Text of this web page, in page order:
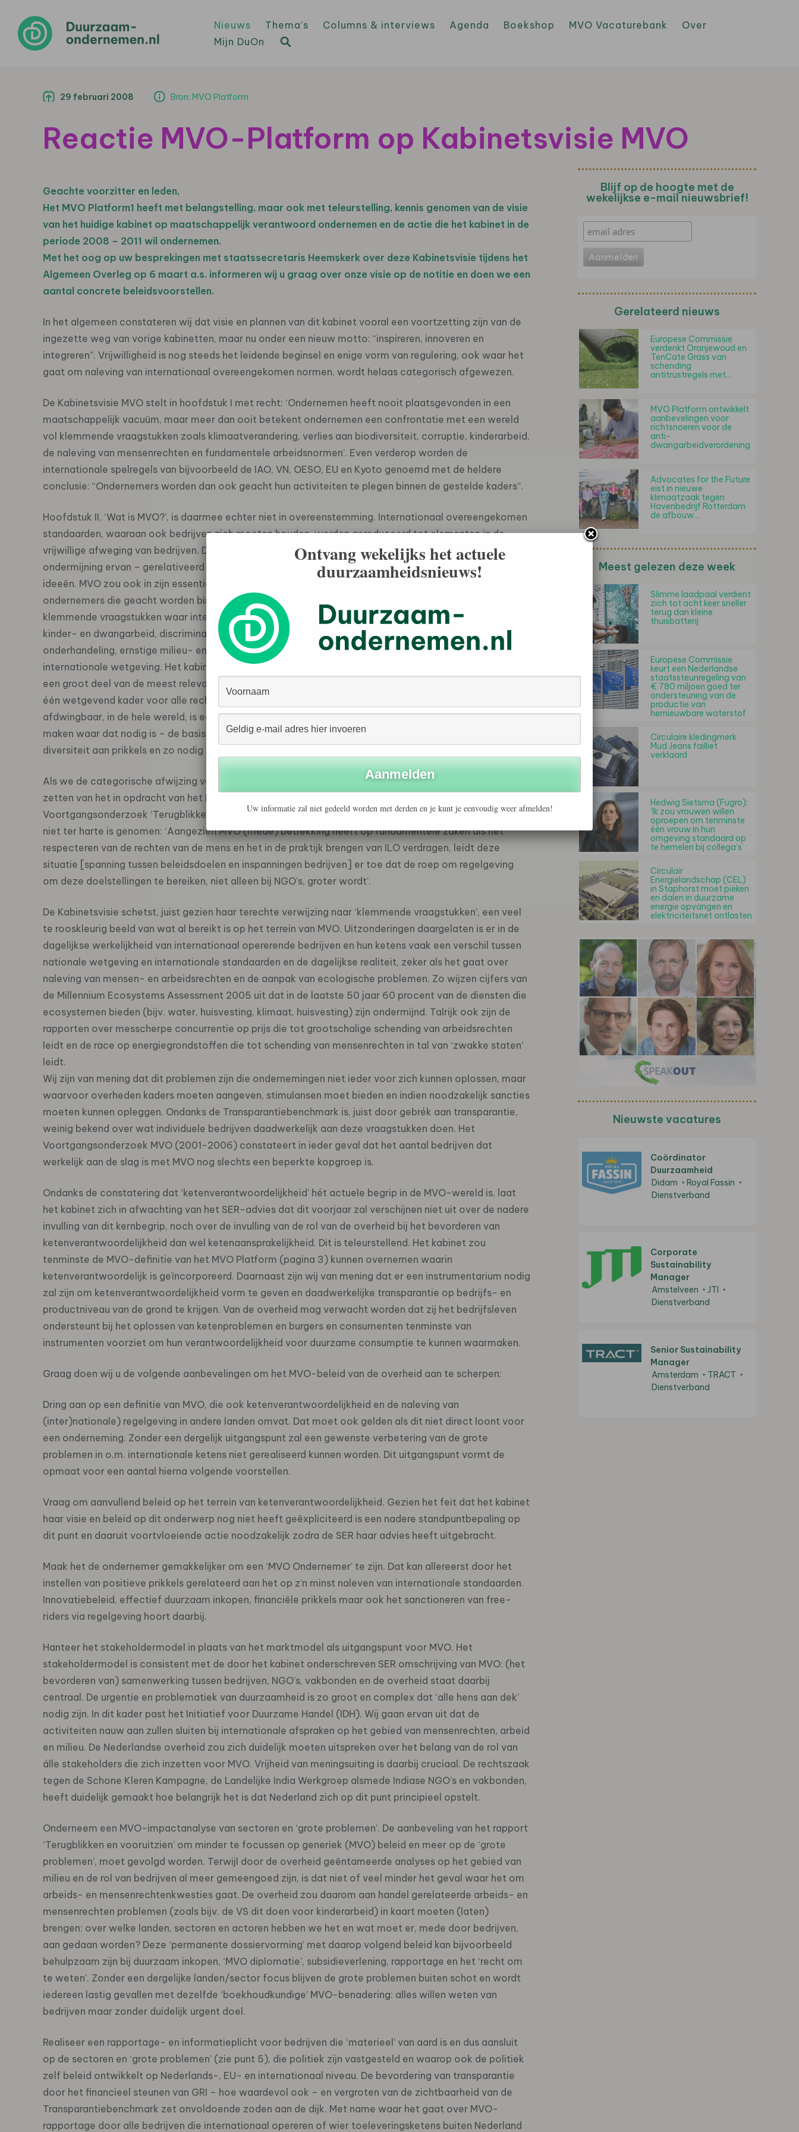
Nieuws Thema’s Columns & interviews Agenda Boekshop MVO Vacaturebank
Over
Mijn DuOn
29 februari 2008 Bron: MVO Platform
Reactie MVO-Platform op Kabinetsvisie MVO
Geachte voorzitter en leden,
Het MVO Platform1 heeft met belangstelling, maar ook met teleurstelling, kennis genomen van de visie
van het huidige kabinet op maatschappelijk verantwoord ondernemen en de actie die het kabinet in de
periode 2008 – 2011 wil ondernemen.
Met het oog op uw besprekingen met staatssecretaris Heemskerk over deze Kabinetsvisie tijdens het
Algemeen Overleg op 6 maart a.s. informeren wij u graag over onze visie op de notitie en doen we een
aantal concrete beleidsvoorstellen.
In het algemeen constateren wij dat visie en plannen van dit kabinet vooral een voortzetting zijn van de
ingezette weg van vorige kabinetten, maar nu onder een nieuw motto: “inspireren, innoveren en
integreren”. Vrijwilligheid is nog steeds het leidende beginsel en enige vorm van regulering, ook waar het
gaat om naleving van internationaal overeengekomen normen, wordt helaas categorisch afgewezen.
De Kabinetsvisie MVO stelt in hoofdstuk I met recht: ‘Ondernemen heeft nooit plaatsgevonden in een
maatschappelijk vacuüm, maar meer dan ooit betekent ondernemen een confrontatie met een wereld
vol klemmende vraagstukken zoals klimaatverandering, verlies aan biodiversiteit, corruptie, kinderarbeid,
de naleving van mensenrechten en fundamentele arbeidsnormen’. Even verderop worden de
internationale spelregels van bijvoorbeeld de IAO, VN, OESO, EU en Kyoto genoemd met de heldere
conclusie: “Ondernemers worden dan ook geacht hun activiteiten te plegen binnen de gestelde kaders”.
Hoofdstuk II, ‘Wat is MVO?’, is daarmee echter niet in overeenstemming. Internationaal overeengekomen
standaarden, waaraan ook bedrijven zich moeten houden, worden gereduceerd tot elementen in de
vrijwillige afweging van bedrijven. Deze standaarden worden vervolgens – en dat lijkt sterk op een
ondermijning ervan – gerelativeerd met opmerkingen over ‘regionale en culturele bepaaldheid’ van
ideeën. MVO zou ook in zijn essentie ‘bovenwettelijk’ zijn. Vergeten lijkt de eerdere bewering over
ondernemers die geacht worden binnen internationale kaders te werken. Overigens gaan de meeste
klemmende vraagstukken waar internationaal opererende bedrijven mee te maken hebben (denk aan
kinder- en dwangarbeid, discriminatie, inbreuken op het recht op vrijheid van organisatie en collectieve
onderhandeling, ernstige milieu- en ecologische schade) juist over naleving van nationale en
internationale wetgeving. Het kabinet lijkt met het uitgangspunt dat ‘MVO in essentie bovenwettelijk’ is
een groot deel van de meest relevante MVO-aspecten de facto weg te definiëren. Op de bewering dat
één wetgevend kader voor alle rechten en plichten van ondernemers niet mogelijk is, laat staan
afdwingbaar, in de hele wereld, is een eenvoudig antwoord: laten we dan diverse wetgevende kaders
maken waar dat nodig is – de basis is reeds aanwezig in internationale verdragen – en werken met een
diversiteit aan prikkels en zo nodig sancties voor de handhaving.
Als we de categorische afwijzing van enige vorm van regelgeving naast de conclusies en aanbevelingen
zetten van het in opdracht van het Ministerie van Economische Zaken uitgevoerde
Voortgangsonderzoek ‘Terugblikken en vooruitzien’ (2006) dan valt op dat een belangrijke conclusie
niet ter harte is genomen: ‘Aangezien MVO (mede) betrekking heeft op fundamentele zaken als het
respecteren van de rechten van de mens en het in de praktijk brengen van ILO verdragen, leidt deze
situatie [spanning tussen beleidsdoelen en inspanningen bedrijven] er toe dat de roep om regelgeving
om deze doelstellingen te bereiken, niet alleen bij NGO’s, groter wordt’.
De Kabinetsvisie schetst, juist gezien haar terechte verwijzing naar ‘klemmende vraagstukken’, een veel
te rooskleurig beeld van wat al bereikt is op het terrein van MVO. Uitzonderingen daargelaten is er in de
dagelijkse werkelijkheid van internationaal opererende bedrijven en hun ketens vaak een verschil tussen
nationale wetgeving en internationale standaarden en de dagelijkse realiteit, zeker als het gaat over
naleving van mensen- en arbeidsrechten en de aanpak van ecologische problemen. Zo wijzen cijfers van
de Millennium Ecosystems Assessment 2005 uit dat in de laatste 50 jaar 60 procent van de diensten die
ecosystemen bieden (bijv. water, huisvesting, klimaat, huisvesting) zijn ondermijnd. Talrijk ook zijn de
rapporten over messcherpe concurrentie op prijs die tot grootschalige schending van arbeidsrechten
leidt en de race op energiegrondstoffen die tot schending van mensenrechten in tal van ‘zwakke staten’
leidt.
Wij zijn van mening dat dit problemen zijn die ondernemingen niet ieder voor zich kunnen oplossen, maar
waarvoor overheden kaders moeten aangeven, stimulansen moet bieden en indien noodzakelijk sancties
moeten kunnen opleggen. Ondanks de Transparantiebenchmark is, juist door gebrék aan transparantie,
weinig bekend over wat individuele bedrijven daadwerkelijk aan deze vraagstukken doen. Het
Voortgangsonderzoek MVO (2001-2006) constateert in ieder geval dat het aantal bedrijven dat
werkelijk aan de slag is met MVO nog slechts een beperkte kopgroep is.
Ondanks de constatering dat ‘ketenverantwoordelijkheid’ hét actuele begrip in de MVO-wereld is, laat
het kabinet zich in afwachting van het SER-advies dat dit voorjaar zal verschijnen niet uit over de nadere
invulling van dit kernbegrip, noch over de invulling van de rol van de overheid bij het bevorderen van
ketenverantwoordelijkheid dan wel ketenaansprakelijkheid. Dit is teleurstellend. Het kabinet zou
tenminste de MVO-definitie van het MVO Platform (pagina 3) kunnen overnemen waarin
ketenverantwoordelijk is geïncorporeerd. Daarnaast zijn wij van mening dat er een instrumentarium nodig
zal zijn om ketenverantwoordelijkheid vorm te geven en daadwerkelijke transparantie op bedrijfs- en
productniveau van de grond te krijgen. Van de overheid mag verwacht worden dat zij het bedrijfsleven
ondersteunt bij het oplossen van ketenproblemen en burgers en consumenten tenminste van
instrumenten voorziet om hun verantwoordelijkheid voor duurzame consumptie te kunnen waarmaken.
Graag doen wij u de volgende aanbevelingen om het MVO-beleid van de overheid aan te scherpen:
Dring aan op een definitie van MVO, die ook ketenverantwoordelijkheid en de naleving van
(inter)nationale) regelgeving in andere landen omvat. Dat moet ook gelden als dit niet direct loont voor
een onderneming. Zonder een dergelijk uitgangspunt zal een gewenste verbetering van de grote
problemen in o.m. internationale ketens niet gerealiseerd kunnen worden. Dit uitgangspunt vormt de
opmaat voor een aantal hierna volgende voorstellen.
Vraag om aanvullend beleid op het terrein van ketenverantwoordelijkheid. Gezien het feit dat het kabinet
haar visie en beleid op dit onderwerp nog niet heeft geëxpliciteerd is een nadere standpuntbepaling op
dit punt en daaruit voortvloeiende actie noodzakelijk zodra de SER haar advies heeft uitgebracht.
Maak het de ondernemer gemakkelijker om een ‘MVO Ondernemer’ te zijn. Dat kan allereerst door het
instellen van positieve prikkels gerelateerd aan het op z’n minst naleven van internationale standaarden.
Innovatiebeleid, effectief duurzaam inkopen, financiële prikkels maar ook het sanctioneren van free-
riders via regelgeving hoort daarbij.
Hanteer het stakeholdermodel in plaats van het marktmodel als uitgangspunt voor MVO. Het
stakeholdermodel is consistent met de door het kabinet onderschreven SER omschrijving van MVO: (het
bevorderen van) samenwerking tussen bedrijven, NGO’s, vakbonden en de overheid staat daarbij
centraal. De urgentie en problematiek van duurzaamheid is zo groot en complex dat ‘alle hens aan dek’
nodig zijn. In dit kader past het Initiatief voor Duurzame Handel (IDH). Wij gaan ervan uit dat de
activiteiten nauw aan zullen sluiten bij internationale afspraken op het gebied van mensenrechten, arbeid
en milieu. De Nederlandse overheid zou zich duidelijk moeten uitspreken over het belang van de rol van
álle stakeholders die zich inzetten voor MVO. Vrijheid van meningsuiting is daarbij cruciaal. De rechtszaak
tegen de Schone Kleren Kampagne, de Landelijke India Werkgroep alsmede Indiase NGO’s en vakbonden,
heeft duidelijk gemaakt hoe belangrijk het is dat Nederland zich op dit punt principieel opstelt.
Onderneem een MVO-impactanalyse van sectoren en ‘grote problemen’. De aanbeveling van het rapport
‘Terugblikken en vooruitzien’ om minder te focussen op generiek (MVO) beleid en meer op de ‘grote
problemen’, moet gevolgd worden. Terwijl door de overheid geëntameerde analyses op het gebied van
milieu en de rol van bedrijven al meer gemeengoed zijn, is dat niet of veel minder het geval waar het om
arbeids- en mensenrechtenkwesties gaat. De overheid zou daarom aan handel gerelateerde arbeids- en
mensenrechten problemen (zoals bijv. de VS dit doen voor kinderarbeid) in kaart moeten (laten)
brengen: over welke landen, sectoren en actoren hebben we het en wat moet er, mede door bedrijven,
aan gedaan worden? Deze ‘permanente dossiervorming’ met daarop volgend beleid kan bijvoorbeeld
behulpzaam zijn bij duurzaam inkopen, ‘MVO diplomatie’, subsidieverlening, rapportage en het ‘recht om
te weten’. Zonder een dergelijke landen/sector focus blijven de grote problemen buiten schot en wordt
iedereen lastig gevallen met dezelfde ‘boekhoudkundige’ MVO-benadering: alles willen weten van
bedrijven maar zonder duidelijk urgent doel.
Realiseer een rapportage- en informatieplicht voor bedrijven die ‘materieel’ van aard is en dus aansluit
op de sectoren en ‘grote problemen’ (zie punt 5), die politiek zijn vastgesteld en waarop ook de politiek
zelf beleid ontwikkelt op Nederlands-, EU- en internationaal niveau. De bevordering van transparantie
door het financieel steunen van GRI – hoe waardevol ook – en vergroten van de zichtbaarheid van de
Transparantiebenchmark zet onvoldoende zoden aan de dijk. Met name waar het gaat over MVO-
rapportage door alle bedrijven die internationaal opereren of wier toeleveringsketens buiten Nederland
Blijf op de hoogte met de
wekelijkse e-mail nieuwsbrief!
Gerelateerd nieuws
Europese Commissie
verdenkt Oranjewoud en
TenCate Grass van
schending
antitrustregels met…
MVO Platform ontwikkelt
aanbevelingen voor
richtsnoeren voor de
anti-
dwangarbeidverordening
Advocates for the Future
eist in nieuwe
klimaatzaak tegen
Havenbedrijf Rotterdam
de afbouw…
Meest gelezen deze week
Slimme laadpaal verdient
zich tot acht keer sneller
terug dan kleine
thuisbatterij
Europese Commissie
keurt een Nederlandse
staatssteunregeling van
€ 780 miljoen goed ter
ondersteuning van de
productie van
hernieuwbare waterstof
Circulaire kledingmerk
Mud Jeans failliet
verklaard
Hedwig Sietsma (Fugro):
‘Ik zou vrouwen willen
oproepen om tenminste
één vrouw in hun
omgeving standaard op
te hemelen bij collega’s’
Circulair
Energielandschap (CEL)
in Staphorst moet pieken
en dalen in duurzame
energie opvangen en
elektriciteitsnet ontlasten
Nieuwste vacatures
Coördinator
Duurzaamheid
Didam
Royal Fassin
Dienstverband
Corporate
Sustainability
Manager
Amstelveen
JTI
Dienstverband
Senior Sustainability
Manager
Amsterdam
TRACT
Dienstverband
Ontvang wekelijks het actuele
duurzaamheidsnieuws!
Uw informatie zal niet gedeeld worden met derden en je kunt je eenvoudig weer afmelden!